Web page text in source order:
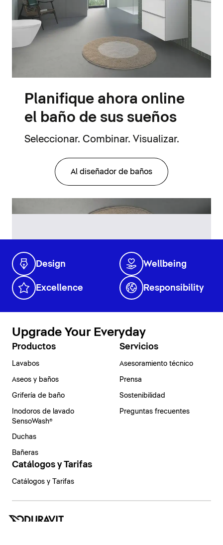
Planifique ahora online
el baño de sus sueños
Seleccionar. Combinar. Visualizar.
Al diseñador de baños
Design Wellbeing
Excellence Responsibility
Upgrade Your Everyday
Productos
Lavabos
Aseos y baños
Grifería de baño
Inodoros de lavado
SensoWash®
Duchas
Bañeras
Servicios
Asesoramiento técnico
Prensa
Sostenibilidad
Preguntas frecuentes
Catálogos y Tarifas
Catálogos y Tarifas